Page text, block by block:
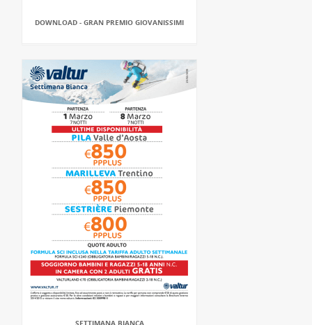
DOWNLOAD - GRAN PREMIO GIOVANISSIMI
SETTIMANA BIANCA